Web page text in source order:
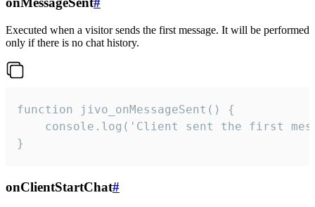
Executed when a visitor sends the first message. It will be performed
only if there is no chat history.
function jivo_onMessageSent() {
console.log('Client sent the first
}
onClientStartChat#